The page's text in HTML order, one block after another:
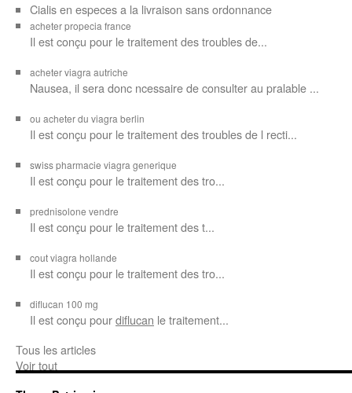
Cialis en especes a la livraison sans ordonnance
acheter propecia france
Il est conçu pour le traitement des troubles de...
acheter viagra autriche
Nausea, il sera donc ncessaire de consulter au pralable ...
ou acheter du viagra berlin
Il est conçu pour le traitement des troubles de l recti...
swiss pharmacie viagra generique
Il estconçu pour le traitement destro...
prednisolone vendre
Il est conçu pour le traitement des t...
cout viagra hollande
Il est conçu pour le traitement des tro...
diflucan 100 mg
Il est conçu pourdiflucan le traitement...
Tous les articles
Voir tout